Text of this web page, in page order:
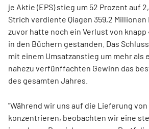
je Aktie (EPS) stieg um 52 Prozent auf
Strich verdiente Qiagen 359,2 Millionen
zuvor hatte noch ein Verlust von knapp
in den Büchern gestanden. Das
mit einem Umsatzanstieg um mehr als
nahezu verfünffachten Gewinn das
des gesamten Jahres.
"Während wir uns auf die Lieferung
konzentrieren, beobachten wir eine